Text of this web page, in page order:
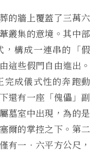
的牆上覆蓋了三萬六
叢集的意境。其中部
，構成一連串的「假
這些假門自由進出。
完成儀式性的奔跑動
還有一座「傀儡」副
墓室中出現，為的是
爾的掌控之下。第二
有一．六平方公尺，